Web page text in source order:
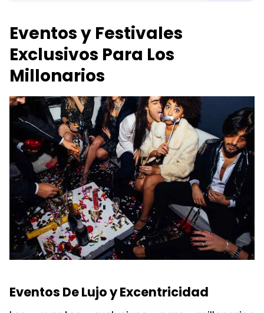
Eventos y Festivales
Exclusivos Para Los
Millonarios
Eventos De Lujo y Excentricidad